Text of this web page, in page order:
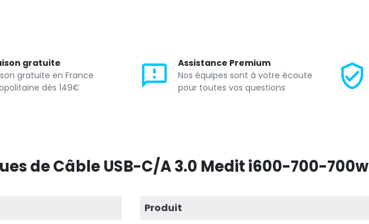
gratuite
gratuite en France
dès 149€
Assistance Premium
Nos équipes sont à votre écoute
pour toutes vos questions
de Câble USB-C/A 3.0 Medit i600-700-700w
Produit